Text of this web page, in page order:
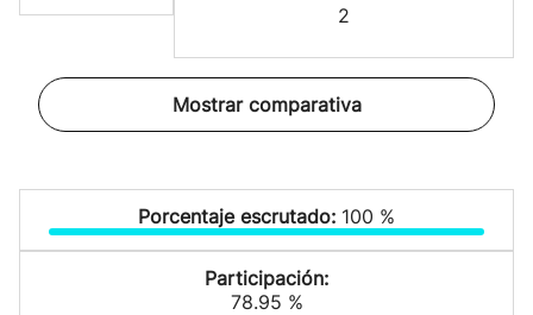
2
Mostrar comparativa
Porcentaje escrutado: 100 %
Participación:
78.95 %